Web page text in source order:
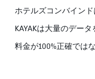
ホテルズコンバイン
KAYAKは大量のデー
料金が100%正確では